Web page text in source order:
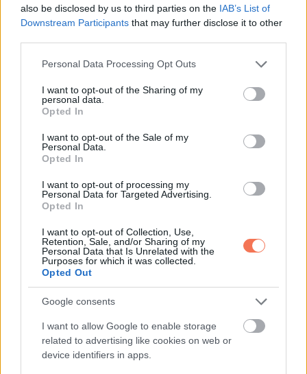
also be disclosed by us to third parties on the IAB’s List of
Downstream Participants that may further disclose it to other
Please note that this website/app uses one or more Google
not limited to your visit or usage behaviour. You may click to
grant or deny consent to Google and its third-party tags to
use your data for below specified purposes in below Google
consent section.
Personal Data Processing Opt Outs
I want to opt-out of the Sharing of my
personal data.
Opted In
I want to opt-out of the Sale of my
Personal Data.
Opted In
I want to opt-out of processing my
Personal Data for Targeted Advertising.
Opted In
I want to opt-out of Collection, Use,
Retention, Sale, and/or Sharing of my
Personal Data that Is Unrelated with the
Purposes for which it was collected.
Opted Out
Google consents
I want to allow Google to enable storage
related to advertising like cookies on web or
device identifiers in apps.
keretében örök hűséget fogadtak egymásnak.